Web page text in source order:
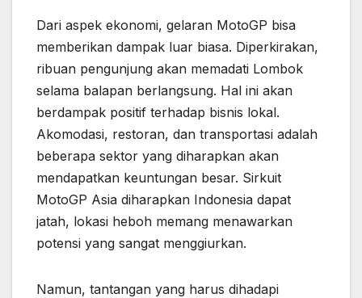
Dari aspek ekonomi, gelaran MotoGP bisa
memberikan dampak luar biasa. Diperkirakan,
ribuan pengunjung akan memadati Lombok
selama balapan berlangsung. Hal ini akan
berdampak positif terhadap bisnis lokal.
Akomodasi, restoran, dan transportasi adalah
beberapa sektor yang diharapkan akan
mendapatkan keuntungan besar. Sirkuit
MotoGP Asia diharapkan Indonesia dapat
jatah, lokasi heboh memang menawarkan
potensi yang sangat menggiurkan.
Namun, tantangan yang harus dihadapi